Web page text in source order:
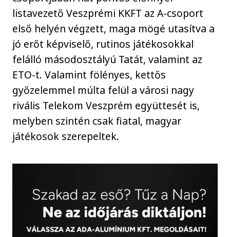
listavezető Veszprémi KKFT az A-csoport
első helyén végzett, maga mögé utasítva a
jó erőt képviselő, rutinos játékosokkal
felálló másodosztályú Tatát, valamint az
ETO-t. Valamint fölényes, kettős
győzelemmel múlta felül a városi nagy
rivális Telekom Veszprém együttesét is,
melyben szintén csak fiatal, magyar
játékosok szerepeltek.